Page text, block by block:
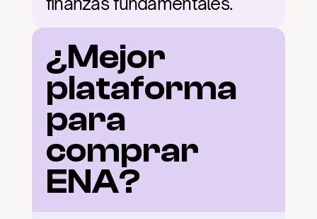
¿Mejor
plataforma
para
comprar
ENA?